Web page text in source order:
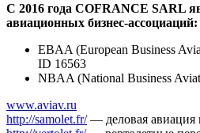
С 2016 года COFRANCE SARL
авиационных бизнес-ассоциаций:
EBAA (European Business
ID 16563
NBAA (National Business
www.aviav.ru
http://samolet.fr/— деловая авиация